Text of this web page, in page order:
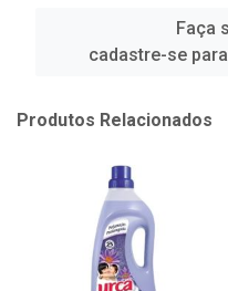
Faça
cadastre-se
Produtos Relacionados